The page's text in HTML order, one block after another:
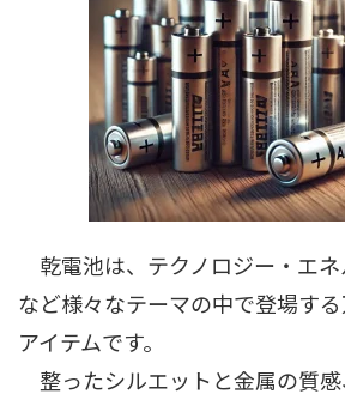
乾電池は、テクノロジー・エ
など様々なテーマの中で登場す
アイテムです。
整ったシルエットと金属の質